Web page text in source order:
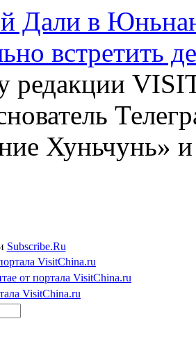
Дали в
встретить
редакции
Хуньчунь»
Subscribe.Ru
VisitChina.ru
от портала VisitChina.ru
VisitChina.ru